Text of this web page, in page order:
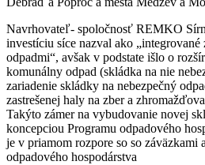
Navrhovateľ- spoločnosť REMKO
investíciu síce nazval ako „integrované
odpadmi“, avšak v podstate išlo o
komunálny odpad (skládka na nie
zariadenie skládky na nebezpečný
zastrešenej haly na zber a
Takýto zámer na vybudovanie novej
koncepciou Programu odpadového
je v priamom rozpore so so záväzkami
odpadového hospodárstva